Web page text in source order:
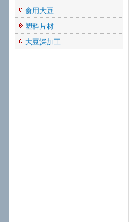
食用大豆
塑料片材
大豆深加工